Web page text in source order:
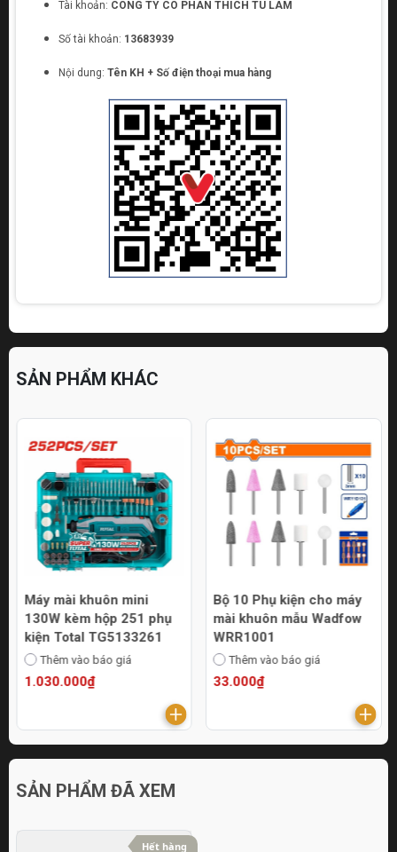
Tài khoản: CONG TY CO PHAN THICH TU LAM
Số tài khoản: 13683939
Nội dung: Tên KH + Số điện thoại mua hàng
SẢN PHẨM KHÁC
Máy mài khuôn mini
130W kèm hộp 251 phụ
kiện Total TG5133261
Thêm vào báo giá
1.030.000₫
Bộ 10 Phụ kiện cho máy
mài khuôn mẫu Wadfow
WRR1001
Thêm vào báo giá
33.000₫
SẢN PHẨM ĐÃ XEM
Hết hàng